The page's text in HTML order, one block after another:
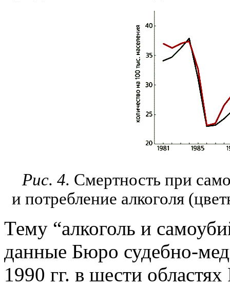
Рис. 4. Смертность при
и потребление алкоголя
Тему “алкоголь и
данные Бюро судебно-
1990 гг. в шести